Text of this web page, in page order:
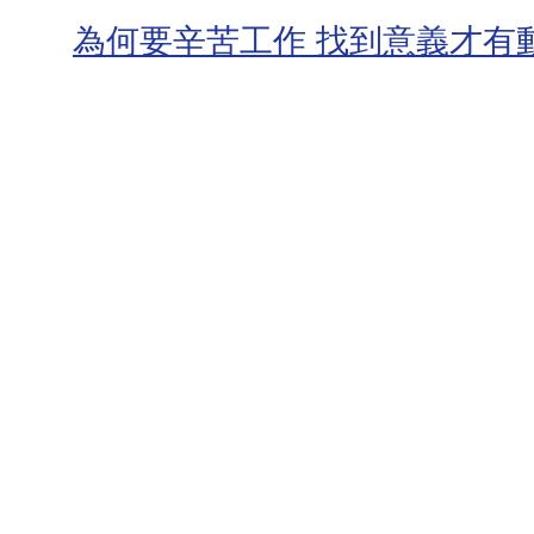
為何要辛苦工作 找到意義才有